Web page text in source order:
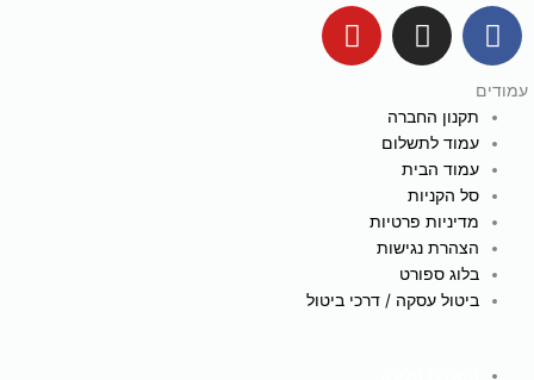
F
a
c
e
b
o
o
k
I
n
t
a
g
r
a
m
Y
o
עמודים
תקנון החברה
עמוד לתשלום
עמוד הבית
סל הקניות
מדיניות פרטיות
הצהרת נגישות
בלוג ספורט
ביטול עסקה / דרכי ביטול